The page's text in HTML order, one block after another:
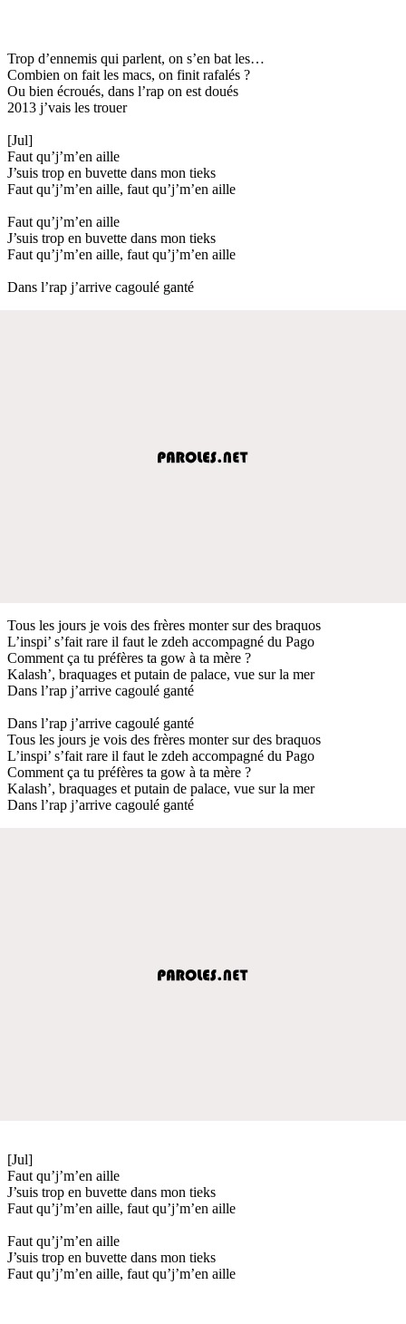
Trop d’ennemis qui parlent, on s’en bat les…
Combien on fait les macs, on finit rafalés ?
Ou bien écroués, dans l’rap on est doués
2013 j’vais les trouer
[Jul]
Faut qu’j’m’en aille
J’suis trop en buvette dans mon tieks
Faut qu’j’m’en aille, faut qu’j’m’en aille
Faut qu’j’m’en aille
J’suis trop en buvette dans mon tieks
Faut qu’j’m’en aille, faut qu’j’m’en aille
Dans l’rap j’arrive cagoulé ganté
Tous les jours je vois des frères monter sur des braquos
L’inspi’ s’fait rare il faut le zdeh accompagné du Pago
Comment ça tu préfères ta gow à ta mère ?
Kalash’, braquages et putain de palace, vue sur la mer
Dans l’rap j’arrive cagoulé ganté
Dans l’rap j’arrive cagoulé ganté
Tous les jours je vois des frères monter sur des braquos
L’inspi’ s’fait rare il faut le zdeh accompagné du Pago
Comment ça tu préfères ta gow à ta mère ?
Kalash’, braquages et putain de palace, vue sur la mer
Dans l’rap j’arrive cagoulé ganté
[Jul]
Faut qu’j’m’en aille
J’suis trop en buvette dans mon tieks
Faut qu’j’m’en aille, faut qu’j’m’en aille
Faut qu’j’m’en aille
J’suis trop en buvette dans mon tieks
Faut qu’j’m’en aille, faut qu’j’m’en aille